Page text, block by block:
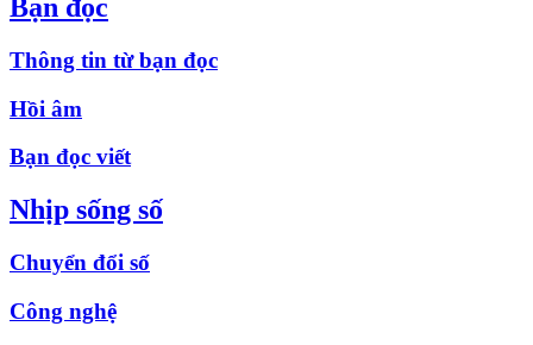
Bạn đọc
Thông tin từ bạn đọc
Hồi âm
Bạn đọc viết
Nhịp sống số
Chuyển đổi số
Công nghệ